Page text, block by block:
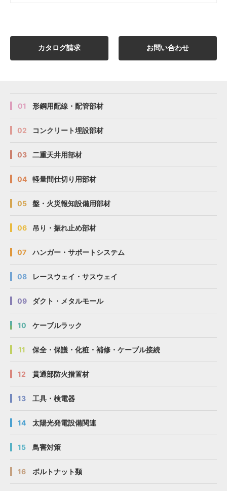
カタログ請求 お問い合わせ
01 形鋼用配線・配管部材
02 コンクリート埋設部材
03 二重天井用部材
04 軽量間仕切り用部材
05 盤・火災報知設備用部材
06 吊り・振れ止め部材
07 ハンガー・サポートシステム
08 レースウェイ・サスウェイ
09 ダクト・メタルモール
10 ケーブルラック
11 保全・保護・化粧・補修・ケーブル接続
12 貫通部防火措置材
13 工具・検電器
14 太陽光発電設備関連
15 鳥害対策
16 ボルトナット類